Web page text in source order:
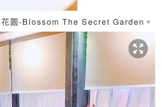
花園-Blossom The Secret Garden。